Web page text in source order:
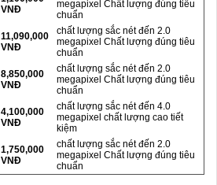
VNĐ
megapixel Chất lượng đúng tiêu
chuẩn
11,090,000
VNĐ
chất lượng sắc nét đến 2.0
megapixel Chất lượng đúng tiêu
chuẩn
8,850,000
VNĐ
chất lượng sắc nét đến 2.0
megapixel Chất lượng đúng tiêu
chuẩn
4,100,000
VNĐ
chất lượng sắc nét đến 4.0
megapixel chất lượng cao tiết
kiệm
1,750,000
VNĐ
chất lượng sắc nét đến 2.0
megapixel Chất lượng đúng tiêu
chuẩn